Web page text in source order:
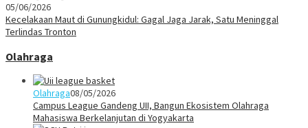
05/06/2026
Kecelakaan Maut di Gunungkidul: Gagal Jaga Jarak, Satu Meninggal
Terlindas Tronton
Olahraga
Olahraga08/05/2026
Campus League Gandeng UII, Bangun Ekosistem Olahraga
Mahasiswa Berkelanjutan di Yogyakarta